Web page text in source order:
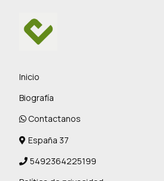
Inicio
Biografía
Contactanos
España 37
5492364225199